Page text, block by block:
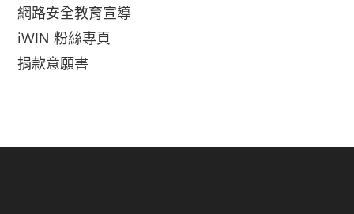
網路安全教育宣導
iWIN 粉絲專頁
捐款意願書